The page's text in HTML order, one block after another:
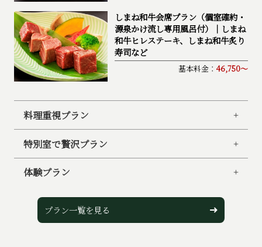
しまね和牛会席プラン（個室確約・
源泉かけ流し専用風呂付）｜しまね
和牛ヒレステーキ、しまね和牛炙り
寿司など
基本料金： 46,750～
料理重視プラン
旬のお造りやしまね和牛など
29,150～
旬の魚介鮮魚姿盛り！地魚会席プラ
ン｜日本海産のどぐろ煮付け、雲丹
特別室で贅沢プラン
源泉かけ流し専用風呂付）｜しまね
寿司など
基本料金：46,750～
体験プラン
5,500円/大人～
プラン⼀覧を⾒る